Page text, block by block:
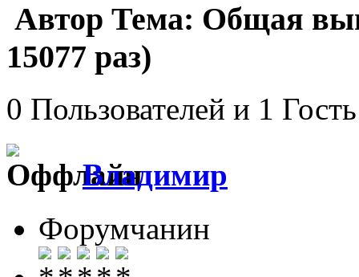
Автор Тема: Общая
15077 раз)
0 Пользователей и 1
Влaдимир
Форумчанин